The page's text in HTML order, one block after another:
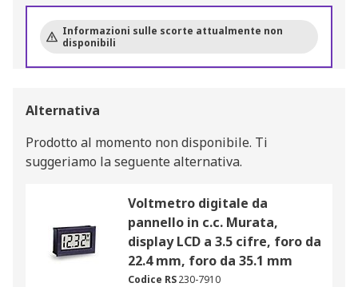
Informazioni sulle scorte attualmente non
disponibili
Alternativa
Prodotto al momento non disponibile. Ti
suggeriamo la seguente alternativa.
Voltmetro digitale da
pannello in c.c. Murata,
display LCD a 3.5 cifre, foro da
22.4 mm, foro da 35.1 mm
Codice RS230-7910